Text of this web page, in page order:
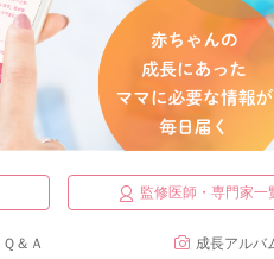
監修医師・専門家一
Ｑ＆Ａ
成長アルバ